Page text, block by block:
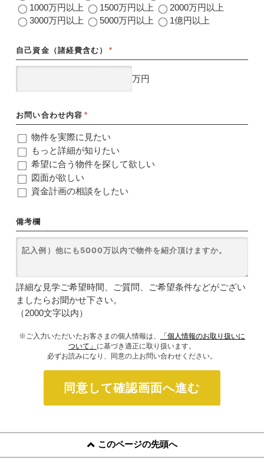
1000万円以上
1500万円以上
2000万円以上
3000万円以上
5000万円以上 1億円以上
自己資金（諸経費含む） *
万円
お問い合わせ内容 *
物件を実際に見たい
もっと詳細が知りたい
希望に合う物件を探して欲しい
図面が欲しい
資金計画の相談をしたい
備考欄
詳細な見学ご希望時間、ご質問、ご希望条件などがござい
ましたらお聞かせ下さい。
（2000文字以内）
※ご入力いただいたお客さまの個人情報は、
「個人情報のお取り扱いに
ついて」 に基づき適正に取り扱います。
必ずお読みになり、同意の上お問い合わせください。
同意して確認画面へ進む
このページの先頭へ